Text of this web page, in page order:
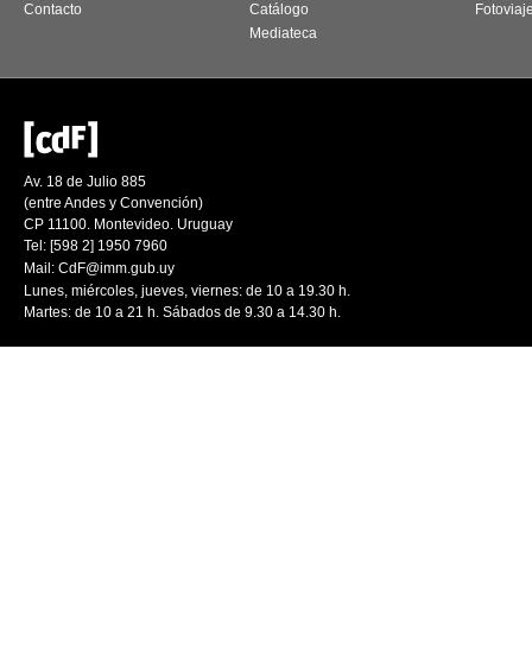
Contacto
Catálogo
Mediateca
Av. 18 de Julio 885
(entre Andes y Convención)
CP 11100. Montevideo. Uruguay
Tel: [598 2] 1950 7960
Mail: CdF@imm.gub.uy
Lunes, miércoles, jueves, viernes: de 10 a 19.30 h.
Martes: de 10 a 21 h. Sábados de 9.30 a 14.30 h.